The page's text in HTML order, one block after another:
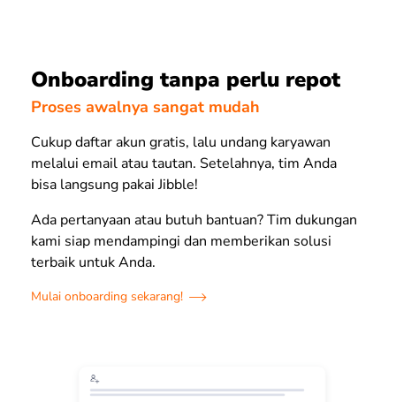
Onboarding tanpa perlu repot
Proses awalnya sangat mudah
Cukup daftar akun gratis, lalu undang karyawan
melalui email atau tautan. Setelahnya, tim Anda
bisa langsung pakai Jibble!
Ada pertanyaan atau butuh bantuan? Tim dukungan
kami siap mendampingi dan memberikan solusi
terbaik untuk Anda.
Mulai onboarding sekarang!